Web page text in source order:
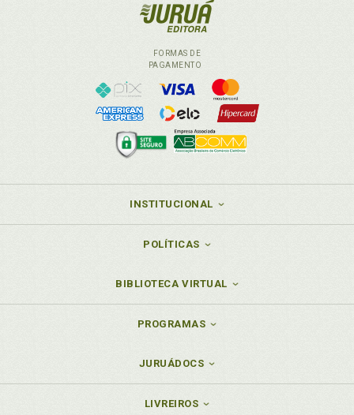
FORMAS DE
PAGAMENTO
INSTITUCIONAL
POLÍTICAS
BIBLIOTECA VIRTUAL
PROGRAMAS
JURUÁDOCS
LIVREIROS